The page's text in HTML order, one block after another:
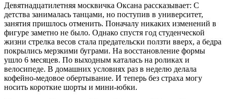
Девятнадцатилетняя москвичка Оксана рассказывает: С
детства занималась танцами, но поступив в университет,
занятия пришлось отменить. Поначалу никаких изменений в
фигуре заметно не было. Однако спустя год студенческой
жизни стрелка весов стала предательски ползти вверх, а бедра
покрылись мерзкими буграми. На восстановление формы
ушло 6 месяцев. По выходным каталась на роликах и
велосипеде. В домашних условиях раз в неделю делала
кофейно-медовое обертывание. И теперь без страха могу
носить короткие шорты и мини-юбки.